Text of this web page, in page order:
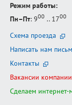
Режим работы:
Пн–Пт: 900 .. 1700
Схема проезда
Написать нам
Контакты
Вакансии компании
Сделаем